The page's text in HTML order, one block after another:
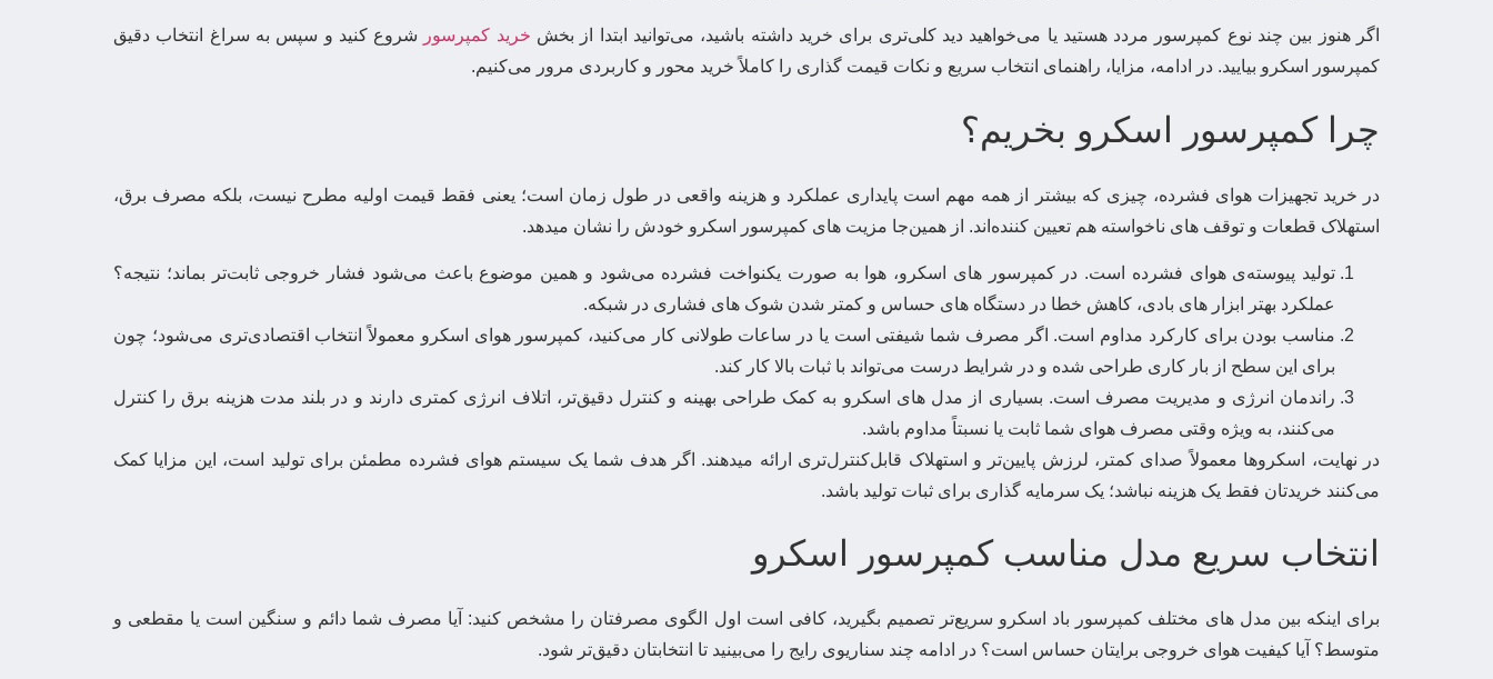
اگر هنوز بین چند نوع کمپرسور مردد هستید یا می‌خواهید دید کلی‌تری برای خرید داشته باشید، می‌توانید ابتدا از بخش خرید کمپرسور
شروع کنید و سپس به سراغ انتخاب دقیق
کمپرسور اسکرو بیایید. در ادامه، مزایا، راهنمای انتخاب سریع و نکات قیمت گذاری را کاملاً خرید ‌محور و کاربردی مرور می‌کنیم.
چرا کمپرسور اسکرو بخریم؟
در خرید تجهیزات هوای فشرده، چیزی که بیشتر از همه مهم است پایداری عملکرد و هزینه واقعی در طول زمان است؛ یعنی فقط قیمت اولیه مطرح نیست، بلکه مصرف برق،
استهلاک قطعات و توقف های ناخواسته هم تعیین کننده‌اند. از همین‌جا مزیت های کمپرسور اسکرو خودش را نشان میدهد.
تولید پیوسته‌ی هوای فشرده است. در کمپرسور های اسکرو، هوا به صورت یکنواخت فشرده می‌شود و همین موضوع باعث می‌شود فشار خروجی ثابت‌تر بماند؛ نتیجه؟
عملکرد بهتر ابزار های بادی، کاهش خطا در دستگاه های حساس و کمتر شدن شوک های فشاری در شبکه.
مناسب بودن برای کارکرد مداوم است. اگر مصرف شما شیفتی است یا در ساعات طولانی کار می‌کنید، کمپرسور هوای اسکرو معمولاً انتخاب اقتصادی‌تری می‌شود؛ چون
برای این سطح از بار کاری طراحی شده و در شرایط درست می‌تواند با ثبات بالا کار کند.
راندمان انرژی و مدیریت مصرف است. بسیاری از مدل های اسکرو به کمک طراحی بهینه و کنترل دقیق‌تر، اتلاف انرژی کمتری دارند و در بلند مدت هزینه برق را کنترل
می‌کنند، به ویژه وقتی مصرف هوای شما ثابت یا نسبتاً مداوم باشد.
در نهایت، اسکروها معمولاً صدای کمتر، لرزش پایین‌تر و استهلاک قابل‌کنترل‌تری ارائه میدهند. اگر هدف شما یک سیستم هوای فشرده مطمئن برای تولید است، این مزایا کمک
می‌کنند خریدتان فقط یک هزینه نباشد؛ یک سرمایه گذاری برای ثبات تولید باشد.
انتخاب سریع مدل مناسب کمپرسور اسکرو
برای اینکه بین مدل های مختلف کمپرسور باد اسکرو سریع‌تر تصمیم بگیرید، کافی است اول الگوی مصرفتان را مشخص کنید: آیا مصرف شما دائم و سنگین است یا مقطعی و
متوسط؟ آیا کیفیت هوای خروجی برایتان حساس است؟ در ادامه چند سناریوی رایج را می‌بینید تا انتخابتان دقیق‌تر شود.